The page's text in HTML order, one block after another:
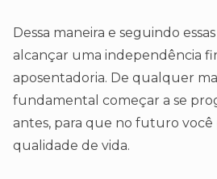
Dessa maneira e seguindo
alcançar uma independência
aposentadoria. De qualquer
fundamental começar a se
antes, para que no futuro você
qualidade de vida.